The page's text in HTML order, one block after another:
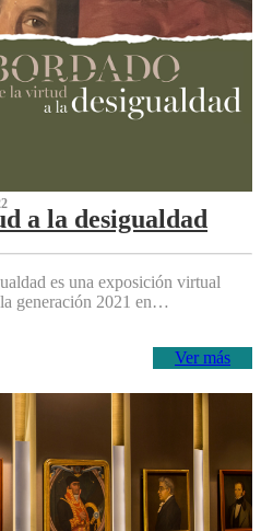
a la desigualdad
es una exposición virtual
generación 2021 en…
Ver más